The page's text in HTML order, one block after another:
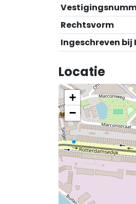
Rechtsvorm
Ingeschreven bij
Locatie
+
−